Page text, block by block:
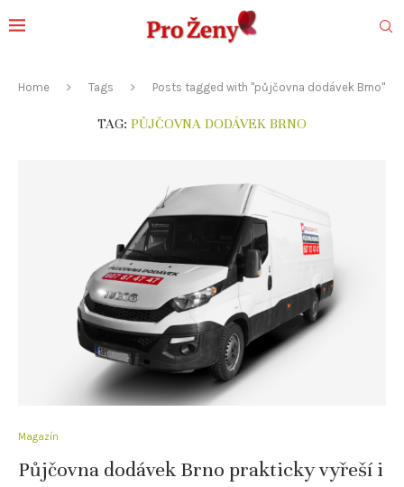
Home Tags Posts tagged with "půjčovna dodávek Brno"
TAG: PŮJČOVNA DODÁVEK BRNO
Magazín
Půjčovna dodávek Brno prakticky vyřeší i